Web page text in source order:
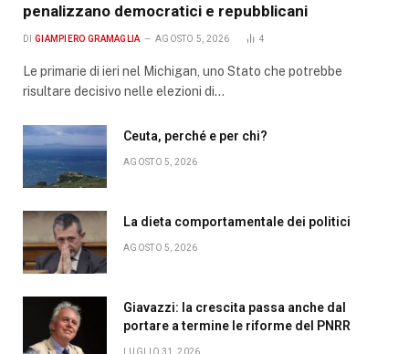
penalizzano democratici e repubblicani
DI GIAMPIERO GRAMAGLIA AGOSTO 5, 2026 4
Le primarie di ieri nel Michigan, uno Stato che potrebbe
risultare decisivo nelle elezioni di…
Ceuta, perché e per chi?
AGOSTO 5, 2026
La dieta comportamentale dei politici
AGOSTO 5, 2026
Giavazzi: la crescita passa anche dal
portare a termine le riforme del PNRR
LUGLIO 31, 2026